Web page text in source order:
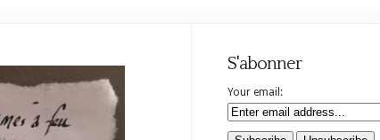
S'abonner
Your email: